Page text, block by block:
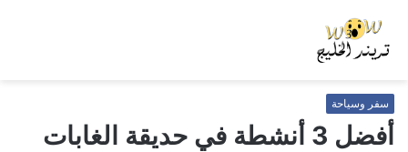
سفر وسياحة
أفضل 3 أنشطة في حديقة الغابات